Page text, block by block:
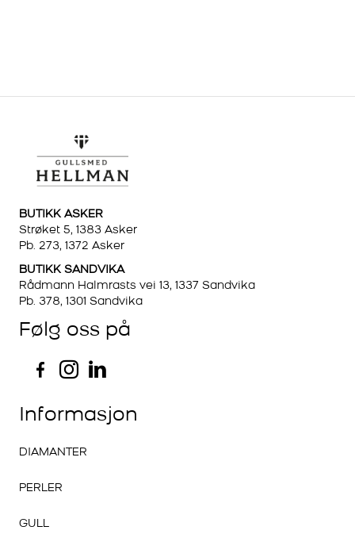
BUTIKK ASKER
Strøket 5, 1383 Asker
Pb. 273, 1372 Asker
BUTIKK SANDVIKA
Rådmann Halmrasts vei 13, 1337 Sandvika
Pb. 378, 1301 Sandvika
Følg oss på
Informasjon
DIAMANTER
PERLER
GULL